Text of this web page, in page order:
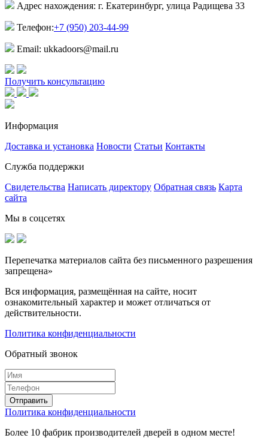
Адрес нахождения: г. Екатеринбург, улица Радищева 33
Телефон:+7 (950) 203-44-99
Email: ukkadoors@mail.ru
Получить консультацию
Информация
Доставка и установка Новости Статьи Контакты
Служба поддержки
Свидетельства Написать директору Обратная связь Карта
сайта
Мы в соцсетях
Перепечатка материалов сайта без письменного разрешения
запрещена»
Вся информация, размещённая на сайте, носит
ознакомительный характер и может отличаться от
действительности.
Политика конфиденциальности
Обратный звонок
Политика конфиденциальности
Более 10 фабрик производителей дверей в одном месте!